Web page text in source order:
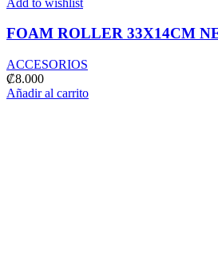
FOAM ROLLER 33X14CM
ACCESORIOS
₡8.000
Añadir al carrito